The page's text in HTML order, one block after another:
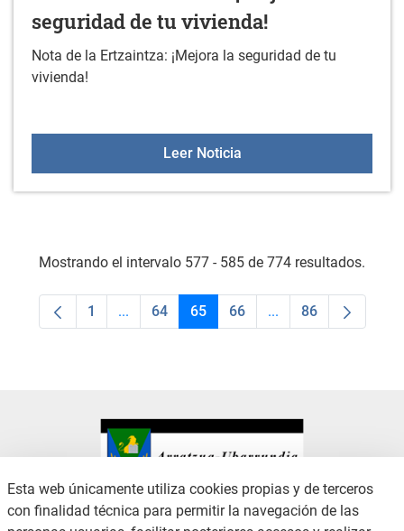
seguridad de tu vivienda!
Nota de la Ertzaintza: ¡Mejora la seguridad de tu
vivienda!
Leer NoticiaNota de la Ertzaintza:
Mostrando el intervalo 577 - 585 de 774 resultados.
Página
1 ...Páginas intermedias Use TAB para
Página
64 Página
65 Página
66 ...PáginasPágina
86
CONTACTO AVISO LEGAL
Esta web únicamente utiliza cookies propias y de terceros
con finalidad técnica para permitir la navegación de las